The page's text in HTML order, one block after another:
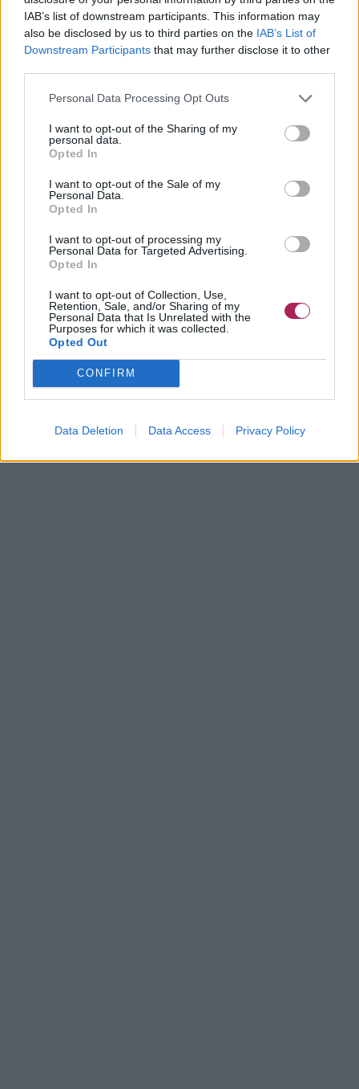
IAB’s list of downstream participants. This information may
also be disclosed by us to third parties on the IAB’s List of
Downstream Participants that may further disclose it to other
Personal Data Processing Opt Outs
I want to opt-out of the Sharing of my
personal data.
Opted In
I want to opt-out of the Sale of my
Personal Data.
Opted In
I want to opt-out of processing my
Personal Data for Targeted Advertising.
Opted In
I want to opt-out of Collection, Use,
Retention, Sale, and/or Sharing of my
Personal Data that Is Unrelated with the
Purposes for which it was collected.
Opted Out
CONFIRM
Data Deletion Data Access Privacy Policy